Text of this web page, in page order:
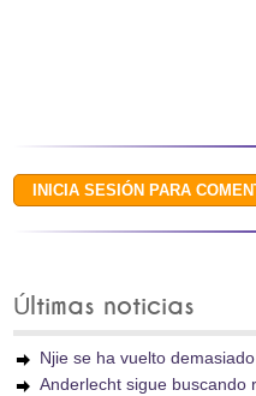
Últimas noticias
Njie se ha vuelto
Anderlecht sigue buscando